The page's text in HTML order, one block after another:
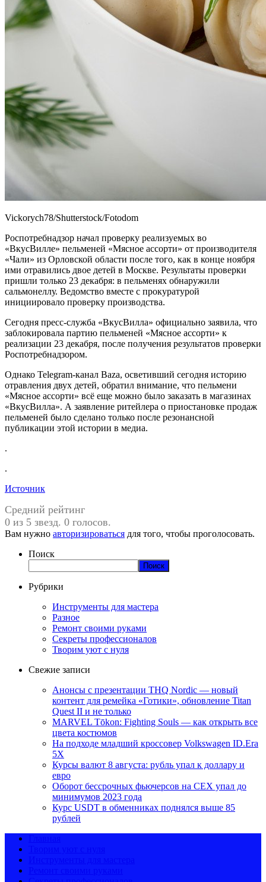
Vickorych78/Shutterstock/Fotodom
Роспотребнадзор начал проверку реализуемых во
«ВкусВилле» пельменей «Мясное ассорти» от производителя
«Чали» из Орловской области после того, как в конце ноября
ими отравились двое детей в Москве. Результаты проверки
пришли только 23 декабря: в пельменях обнаружили
сальмонеллу. Ведомство вместе с прокуратурой
инициировало проверку производства.
Сегодня пресс-служба «ВкусВилла» официально заявила, что
заблокировала партию пельменей «Мясное ассорти» к
реализации 23 декабря, после получения результатов проверки
Роспотребнадзором.
Однако Telegram-канал Baza, осветивший сегодня историю
отравления двух детей, обратил внимание, что пельмени
«Мясное ассорти» всё еще можно было заказать в магазинах
«ВкусВилла». А заявление ритейлера о приостановке продаж
пельменей было сделано только после резонансной
публикации этой истории в медиа.
.
.
Источник
Средний рейтинг
0 из 5 звезд. 0 голосов.
Вам нужно авторизироваться для того, чтобы проголосовать.
Поиск
Поиск
Рубрики
Инструменты для мастера
Разное
Ремонт своими руками
Секреты профессионалов
Творим уют с нуля
Свежие записи
Анонсы с презентации THQ Nordic — новый
контент для ремейка «Готики», обновление Titan
Quest II и не только
MARVEL Tōkon: Fighting Souls — как открыть все
цвета костюмов
На подходе младший кроссовер Volkswagen ID.Era
5X
Курсы валют 8 августа: рубль упал к доллару и
евро
Оборот бессрочных фьючерсов на CEX упал до
минимумов 2023 года
Курс USDT в обменниках поднялся выше 85
рублей